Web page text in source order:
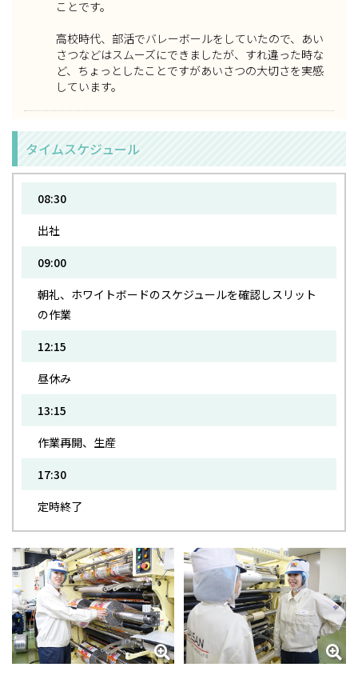
ことです。
高校時代、部活でバレーボールをしていたので、あい
さつなどはスムーズにできましたが、すれ違った時な
ど、ちょっとしたことですがあいさつの大切さを実感
しています。
タイムスケジュール
08:30
出社
09:00
朝礼、ホワイトボードのスケジュールを確認しスリット
の作業
12:15
昼休み
13:15
作業再開、生産
17:30
定時終了